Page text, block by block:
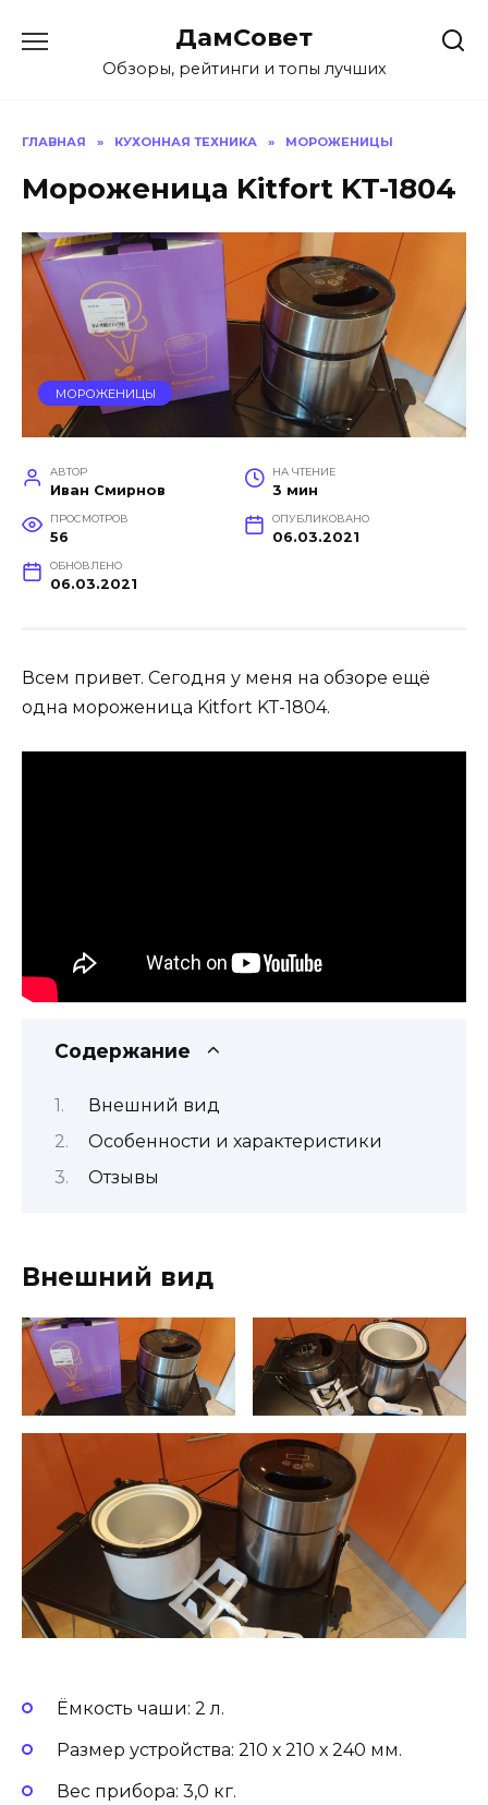
содержанию
ДамСовет
Обзоры, рейтинги и топы лучших
ГЛАВНАЯ » КУХОННАЯ ТЕХНИКА » МОРОЖЕНИЦЫ
Мороженица Kitfort KT-1804
МОРОЖЕНИЦЫ
АВТОР
Иван Смирнов
НА ЧТЕНИЕ
3 мин
ПРОСМОТРОВ
56
ОПУБЛИКОВАНО
06.03.2021
ОБНОВЛЕНО
06.03.2021
Всем привет. Сегодня у меня на обзоре ещё
одна мороженица Kitfort KT-1804.
Содержание
Внешний вид
Особенности и характеристики
Отзывы
Внешний вид
Ёмкость чаши: 2 л.
Размер устройства: 210 х 210 х 240 мм.
Вес прибора: 3,0 кг.